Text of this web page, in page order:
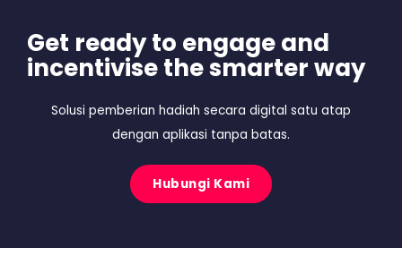
Get ready to engage and
incentivise the smarter way
Solusi pemberian hadiah secara digital satu atap
dengan aplikasi tanpa batas.
Hubungi Kami